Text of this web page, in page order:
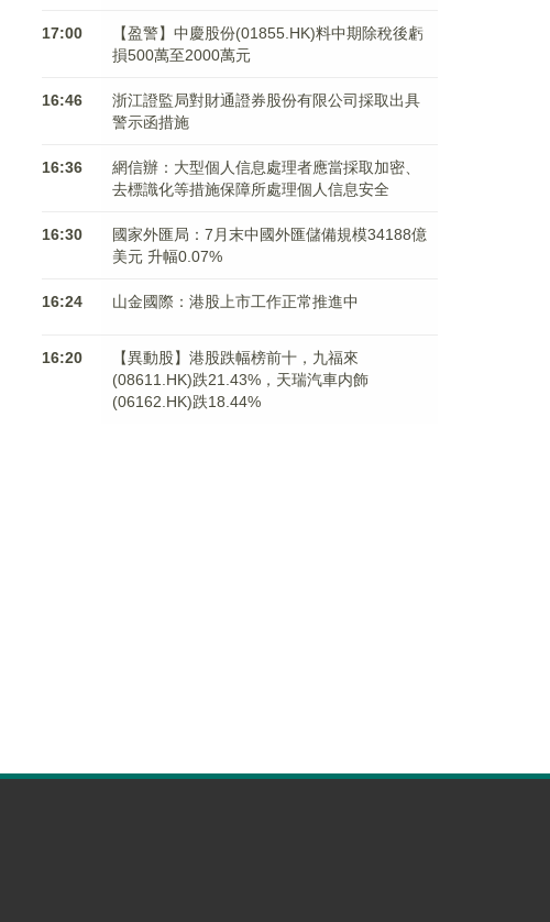
17:00
【盈警】中慶股份(01855.HK)料中期除稅後虧
損500萬至2000萬元
16:46
浙江證監局對財通證券股份有限公司採取出具
警示函措施
16:36
網信辦：大型個人信息處理者應當採取加密、
去標識化等措施保障所處理個人信息安全
16:30
國家外匯局：7月末中國外匯儲備規模34188億
美元 升幅0.07%
16:24 山金國際：港股上市工作正常推進中
16:20
【異動股】港股跌幅榜前十，九福來
(08611.HK)跌21.43%，天瑞汽車内飾
(06162.HK)跌18.44%